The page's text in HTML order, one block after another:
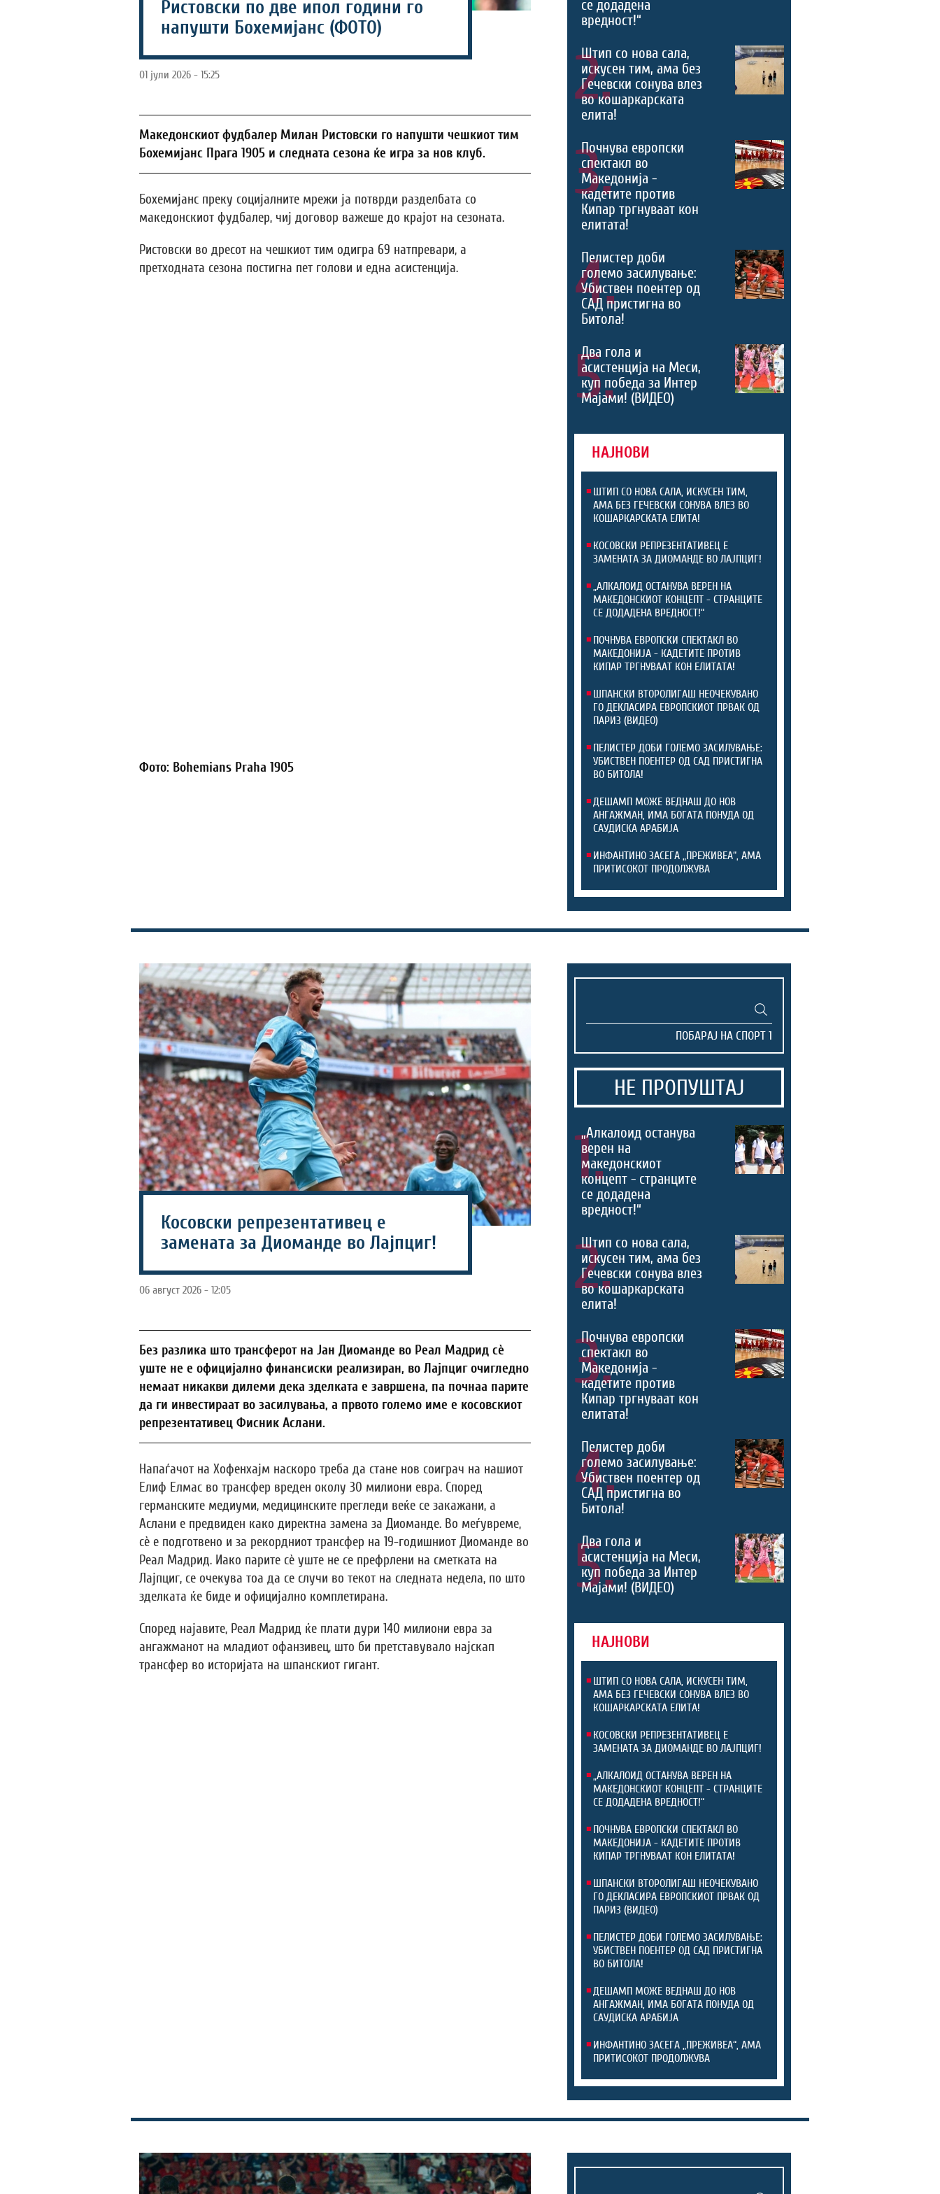
Ристовски по две ипол години го
напушти Бохемијанс (ФОТО)
01 јули 2026 - 15:25
Македонскиот фудбалер Милан Ристовски го напушти чешкиот тим
Бохемијанс Прага 1905 и следната сезона ќе игра за нов клуб.
Бохемијанс преку социјалните мрежи ја потврди разделбата со
македонскиот фудбалер, чиј договор важеше до крајот на сезоната.
Ристовски во дресот на чешкиот тим одигра 69 натпревари, а
претходната сезона постигна пет голови и една асистенција.
Фото: Bohemians Praha 1905
се додадена
вредност!“
2.
Штип со нова сала,
искусен тим, ама без
Гечевски сонува влез
во кошаркарската
елита!
3.
Почнува европски
спектакл во
Македонија -
кадетите против
Кипар тргнуваат кон
елитата!
4.
Пелистер доби
големо засилување:
Убиствен поентер од
САД пристигна во
Битола!
5.
Два гола и
асистенција на Меси,
куп победа за Интер
Мајами! (ВИДЕО)
НАЈНОВИ
ШТИП СО НОВА САЛА, ИСКУСЕН ТИМ,
АМА БЕЗ ГЕЧЕВСКИ СОНУВА ВЛЕЗ ВО
КОШАРКАРСКАТА ЕЛИТА!
КОСОВСКИ РЕПРЕЗЕНТАТИВЕЦ Е
ЗАМЕНАТА ЗА ДИОМАНДЕ ВО ЛАЈПЦИГ!
„АЛКАЛОИД ОСТАНУВА ВЕРЕН НА
МАКЕДОНСКИОТ КОНЦЕПТ - СТРАНЦИТЕ
СЕ ДОДАДЕНА ВРЕДНОСТ!“
ПОЧНУВА ЕВРОПСКИ СПЕКТАКЛ ВО
МАКЕДОНИЈА - КАДЕТИТЕ ПРОТИВ
КИПАР ТРГНУВААТ КОН ЕЛИТАТА!
ШПАНСКИ ВТОРОЛИГАШ НЕОЧЕКУВАНО
ГО ДЕКЛАСИРА ЕВРОПСКИОТ ПРВАК ОД
ПАРИЗ (ВИДЕО)
ПЕЛИСТЕР ДОБИ ГОЛЕМО ЗАСИЛУВАЊЕ:
УБИСТВЕН ПОЕНТЕР ОД САД ПРИСТИГНА
ВО БИТОЛА!
ДЕШАМП МОЖЕ ВЕДНАШ ДО НОВ
АНГАЖМАН, ИМА БОГАТА ПОНУДА ОД
САУДИСКА АРАБИЈА
ИНФАНТИНО ЗАСЕГА „ПРЕЖИВЕА“, АМА
ПРИТИСОКОТ ПРОДОЛЖУВА
Косовски репрезентативец е
замената за Диоманде во Лајпциг!
06 август 2026 - 12:05
Без разлика што трансферот на Јан Диоманде во Реал Мадрид сè
уште не е официјално финансиски реализиран, во Лајпциг очигледно
немаат никакви дилеми дека зделката е завршена, па почнаа парите
да ги инвестираат во засилувања, а првото големо име е косовскиот
репрезентативец Фисник Аслани.
Напаѓачот на Хофенхајм наскоро треба да стане нов соиграч на нашиот
Елиф Елмас во трансфер вреден околу 30 милиони евра. Според
германските медиуми, медицинските прегледи веќе се закажани, а
Аслани е предвиден како директна замена за Диоманде. Во меѓувреме,
сè е подготвено и за рекордниот трансфер на 19-годишниот Диоманде во
Реал Мадрид. Иако парите сè уште не се префрлени на сметката на
Лајпциг, се очекува тоа да се случи во текот на следната недела, по што
зделката ќе биде и официјално комплетирана.
Според најавите, Реал Мадрид ќе плати дури 140 милиони евра за
ангажманот на младиот офанзивец, што би претставувало најскап
трансфер во историјата на шпанскиот гигант.
НЕ ПРОПУШТАЈ
1.
„Алкалоид останува
верен на
македонскиот
концепт - странците
се додадена
вредност!“
2.
Штип со нова сала,
искусен тим, ама без
Гечевски сонува влез
во кошаркарската
елита!
3.
Почнува европски
спектакл во
Македонија -
кадетите против
Кипар тргнуваат кон
елитата!
4.
Пелистер доби
големо засилување:
Убиствен поентер од
САД пристигна во
Битола!
5.
Два гола и
асистенција на Меси,
куп победа за Интер
Мајами! (ВИДЕО)
НАЈНОВИ
ШТИП СО НОВА САЛА, ИСКУСЕН ТИМ,
АМА БЕЗ ГЕЧЕВСКИ СОНУВА ВЛЕЗ ВО
КОШАРКАРСКАТА ЕЛИТА!
КОСОВСКИ РЕПРЕЗЕНТАТИВЕЦ Е
ЗАМЕНАТА ЗА ДИОМАНДЕ ВО ЛАЈПЦИГ!
„АЛКАЛОИД ОСТАНУВА ВЕРЕН НА
МАКЕДОНСКИОТ КОНЦЕПТ - СТРАНЦИТЕ
СЕ ДОДАДЕНА ВРЕДНОСТ!“
ПОЧНУВА ЕВРОПСКИ СПЕКТАКЛ ВО
МАКЕДОНИЈА - КАДЕТИТЕ ПРОТИВ
КИПАР ТРГНУВААТ КОН ЕЛИТАТА!
ШПАНСКИ ВТОРОЛИГАШ НЕОЧЕКУВАНО
ГО ДЕКЛАСИРА ЕВРОПСКИОТ ПРВАК ОД
ПАРИЗ (ВИДЕО)
ПЕЛИСТЕР ДОБИ ГОЛЕМО ЗАСИЛУВАЊЕ:
УБИСТВЕН ПОЕНТЕР ОД САД ПРИСТИГНА
ВО БИТОЛА!
ДЕШАМП МОЖЕ ВЕДНАШ ДО НОВ
АНГАЖМАН, ИМА БОГАТА ПОНУДА ОД
САУДИСКА АРАБИЈА
ИНФАНТИНО ЗАСЕГА „ПРЕЖИВЕА“, АМА
ПРИТИСОКОТ ПРОДОЛЖУВА